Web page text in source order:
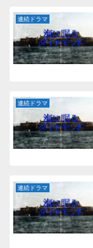
連続ドラマ
連続ドラマ
連続ドラマ